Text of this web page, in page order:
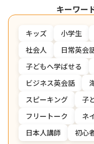
キーワー
キッズ 小学生
社会人
日常英会
子どもへ学ばせる
ビジネス英会話
スピーキング
子
フリートーク
ネ
日本人講師
初心